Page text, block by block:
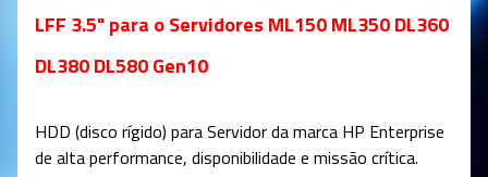
LFF 3.5" para o Servidores ML150 ML350 DL360
DL380 DL580 Gen10
HDD (disco rígido) para Servidor da marca HP Enterprise
de alta performance, disponibilidade e missão crítica.